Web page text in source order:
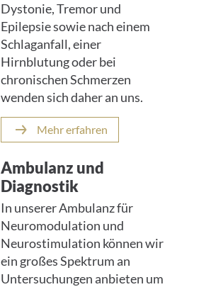
Dystonie, Tremor und
Epilepsie sowie nach einem
Schlaganfall, einer
Hirnblutung oder bei
chronischen Schmerzen
wenden sich daher an uns.
Mehr erfahren
Ambulanz und
Diagnostik
In unserer Ambulanz für
Neuromodulation und
Neurostimulation können wir
ein großes Spektrum an
Untersuchungen anbieten um